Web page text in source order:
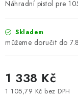
LICENCE K
Náhradní pistol pre
Skladem
1 338 Kč
1 105,79 Kč bez DPH